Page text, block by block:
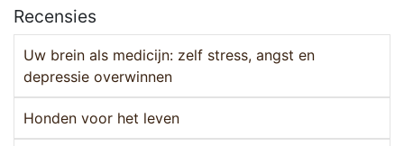
Recensies
Uw brein als medicijn: zelf stress, angst en
depressie overwinnen
Honden voor het leven